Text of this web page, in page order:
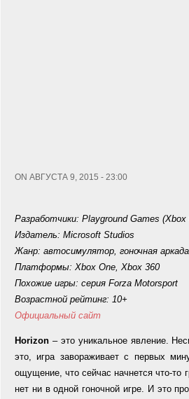
ON АВГУСТА 9, 2015 - 23:00
Разработчики: Playground Games
Издатель: Microsoft Studios
Жанр: автосимулятор, гоночная аркада
Платформы: Xbox One, Xbox 360
Похожие игры: серия Forza Motorsport
Возрастной рейтинг: 10+
Официальный сайт
Horizon – это уникальное явление.
это, игра завораживает с первых
ощущение, что сейчас начнется что-то
нет ни в одной гоночной игре. И это